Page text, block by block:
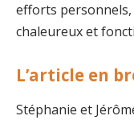
efforts
chaleureux et
L’article en
Stéphanie et